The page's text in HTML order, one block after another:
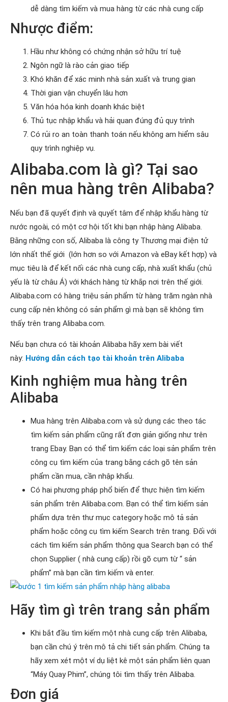
dễ dàng tìm kiếm và mua hàng từ các nhà cung cấp
Nhược điểm:
Hầu như không có chứng nhận sở hữu trí tuệ
Ngôn ngữ là rào cản giao tiếp
Khó khăn để xác minh nhà sản xuất và trung gian
Thời gian vận chuyển lâu hơn
Văn hóa hóa kinh doanh khác biệt
Thủ tục nhập khẩu và hải quan đúng đủ quy trình
Có rủi ro an toàn thanh toán nếu không am hiểm sâu
quy trình nghiệp vụ.
Alibaba.com là gì? Tại sao
nên mua hàng trên Alibaba?
Nếu bạn đã quyết định và quyết tâm để nhập khẩu hàng từ
nước ngoài, có một cơ hội tốt khi bạn nhập hàng Alibaba.
Bằng những con số, Alibaba là công ty Thương mại điện tử
lớn nhất thế giới (lớn hơn so với Amazon và eBay kết hợp) và
mục tiêu là để kết nối các nhà cung cấp, nhà xuất khẩu (chủ
yếu là từ châu Á) với khách hàng từ khắp nơi trên thế giới.
Alibaba.com có hàng triệu sản phẩm từ hàng trăm ngàn nhà
cung cấp nên không có sản phẩm gì mà bạn sẽ không tìm
thấy trên trang Alibaba.com.
Nếu bạn chưa có tài khoản Alibaba hãy xem bài viết
này: Hướng dẫn cách tạo tài khoản trên Alibaba
Kinh nghiệm mua hàng trên
Alibaba
Mua hàng trên Alibaba.com và sử dụng các theo tác
tìm kiếm sản phẩm cũng rất đơn giản giống như trên
trang Ebay. Bạn có thể tìm kiếm các loại sản phẩm trên
công cụ tìm kiếm của trang bằng cách gõ tên sản
phẩm cần mua, cần nhập khẩu.
Có hai phương pháp phổ biến để thực hiện tìm kiếm
sản phẩm trên Alibaba.com. Bạn có thể tìm kiếm sản
phẩm dựa trên thư mục category hoặc mô tả sản
phẩm hoặc công cụ tìm kiếm Search trên trang. Đối với
cách tìm kiếm sản phẩm thông qua Search bạn có thể
chọn Supplier ( nhà cung cấp) rồi gõ cụm từ “ sản
phẩm” mà bạn cần tìm kiếm và enter.
Hãy tìm gì trên trang sản phẩm
Khi bắt đầu tìm kiếm một nhà cung cấp trên Alibaba,
bạn cần chú ý trên mô tả chi tiết sản phẩm. Chúng ta
hãy xem xét một ví dụ liệt kê một sản phẩm liên quan
“Máy Quay Phim”, chúng tôi tìm thấy trên Alibaba.
Đơn giá